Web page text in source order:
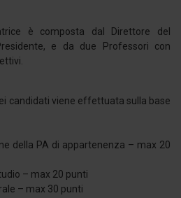
è composta dal Direttore del
e da due Professori con
candidati viene effettuata sulla base
della PA di appartenenza – max 20
– max 20 punti
– max 30 punti